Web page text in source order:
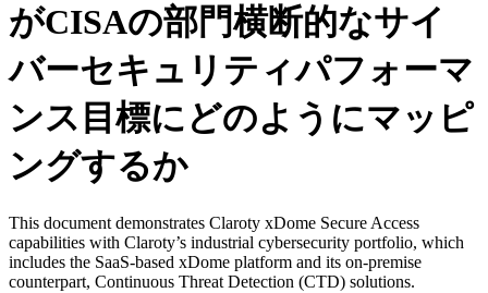
がCISAの部門横断的なサイ
バーセキュリティパフォーマ
ンス目標にどのようにマッピ
ングするか
This document demonstrates Claroty xDome Secure Access
capabilities with Claroty’s industrial cybersecurity portfolio, which
includes the SaaS-based xDome platform and its on-premise
counterpart, Continuous Threat Detection (CTD) solutions.